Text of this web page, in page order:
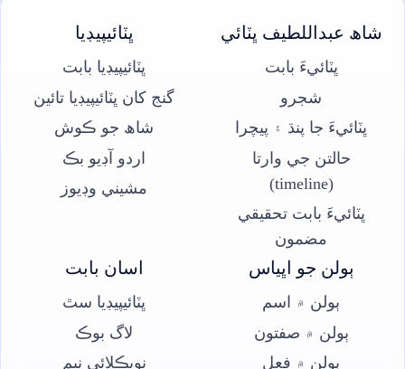
شاھ عبداللطيف ڀٽائي
ڀٽائيءَ بابت
شجرو
ڀٽائيءَ جا پنڌ ۽ پيچرا
حالتن جي وارتا
(timeline)
ڀٽائيءَ بابت تحقيقي
مضمون
ڀٽائيپيڊيا
ڀٽائيپيڊيا بابت
گنج کان ڀٽائيپيڊيا تائين
شاھ جو ڪوش
اردو آڊيو بڪ
مشيني وڊيوز
ٻولن جو اڀياس
ٻولن ۾ اسم
ٻولن ۾ صفتون
ٻولن ۾ فعل
اسان بابت
ڀٽائيپيڊيا سٿ
لاگ بوڪ
نويڪلائي نيم